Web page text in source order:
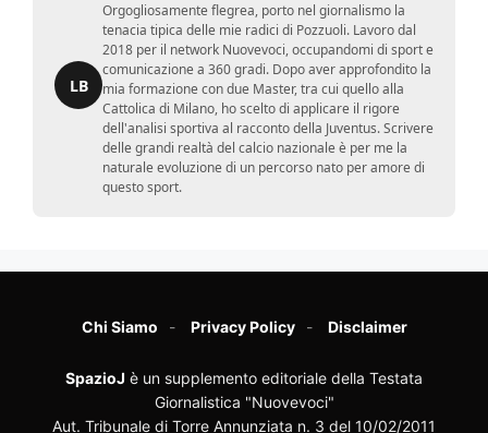
LB
Orgogliosamente flegrea, porto nel giornalismo la
tenacia tipica delle mie radici di Pozzuoli. Lavoro dal
2018 per il network Nuovevoci, occupandomi di sport e
comunicazione a 360 gradi. Dopo aver approfondito la
mia formazione con due Master, tra cui quello alla
Cattolica di Milano, ho scelto di applicare il rigore
dell'analisi sportiva al racconto della Juventus. Scrivere
delle grandi realtà del calcio nazionale è per me la
naturale evoluzione di un percorso nato per amore di
questo sport.
Chi Siamo Privacy Policy Disclaimer
SpazioJ è un supplemento editoriale della Testata
Giornalistica "Nuovevoci"
Aut. Tribunale di Torre Annunziata n. 3 del 10/02/2011